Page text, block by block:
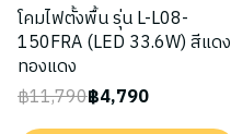
โคมไฟตั้งพื้น รุ่น L-L08-
150FRA (LED 33.6W) สีแดง
ทองแดง
฿11,790฿4,790